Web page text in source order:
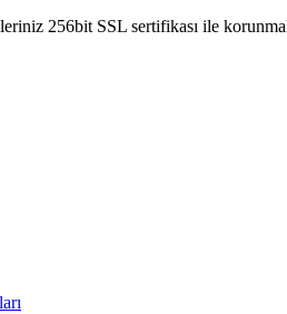
256bit SSL sertifikası ile